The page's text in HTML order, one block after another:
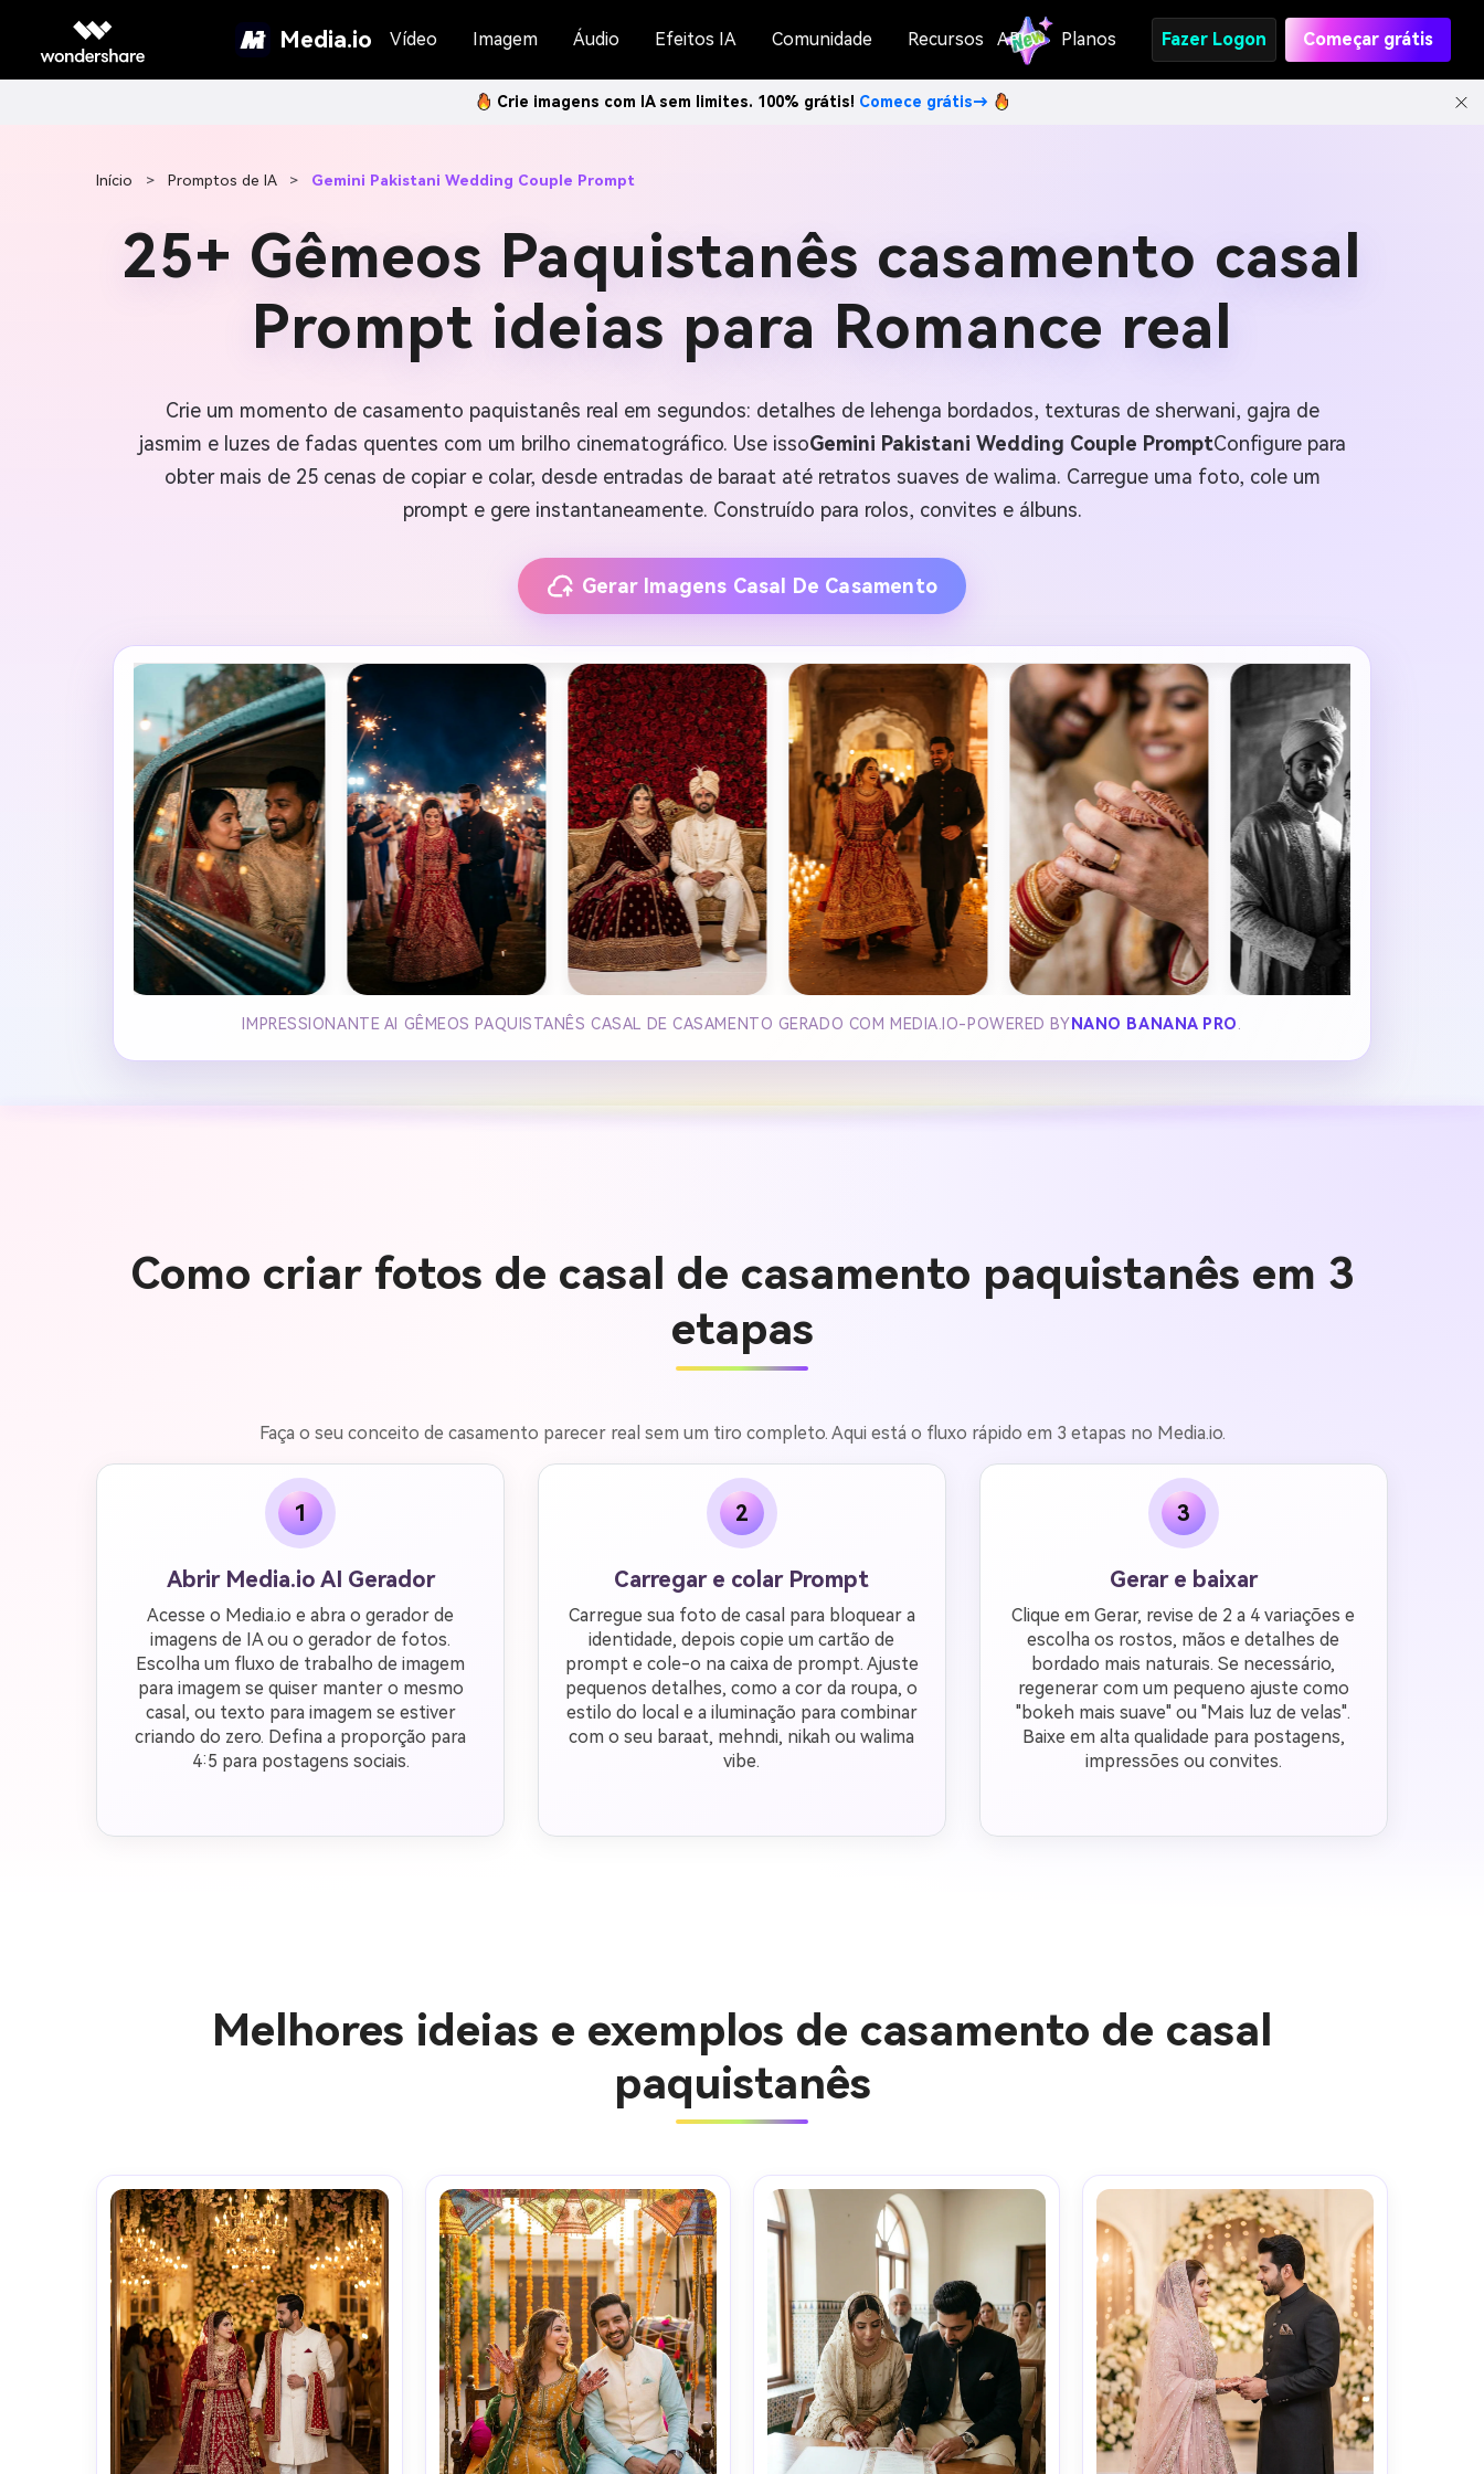
Media.io Vídeo Imagem Áudio Efeitos IA Comunidade Recursos API Planos Fazer Logon Começar grátis
Crie imagens com IA sem limites. 100% grátis! Comece grátis→
Início > Promptos de IA > Gemini Pakistani Wedding Couple Prompt
25+ Gêmeos Paquistanês casamento casal
Prompt ideias para Romance real
Crie um momento de casamento paquistanês real em segundos: detalhes de lehenga bordados, texturas de sherwani, gajra de
jasmim e luzes de fadas quentes com um brilho cinematográfico. Use issoGemini Pakistani Wedding Couple PromptConfigure para
obter mais de 25 cenas de copiar e colar, desde entradas de baraat até retratos suaves de walima. Carregue uma foto, cole um
prompt e gere instantaneamente. Construído para rolos, convites e álbuns.
Gerar Imagens Casal De Casamento
IMPRESSIONANTE AI GÊMEOS PAQUISTANÊS CASAL DE CASAMENTO GERADO COM MEDIA.IO-POWERED BY NANO BANANA PRO
Como criar fotos de casal de casamento paquistanês em 3
etapas
Faça o seu conceito de casamento parecer real sem um tiro completo. Aqui está o fluxo rápido em 3 etapas no Media.io.
1
Abrir Media.io AI Gerador
Acesse o Media.io e abra o gerador de
imagens de IA ou o gerador de fotos.
Escolha um fluxo de trabalho de imagem
para imagem se quiser manter o mesmo
casal, ou texto para imagem se estiver
criando do zero. Defina a proporção para
4:5 para postagens sociais.
2
Carregar e colar Prompt
Carregue sua foto de casal para bloquear a
identidade, depois copie um cartão de
prompt e cole-o na caixa de prompt. Ajuste
pequenos detalhes, como a cor da roupa, o
estilo do local e a iluminação para combinar
com o seu baraat, mehndi, nikah ou walima
vibe.
3
Gerar e baixar
Clique em Gerar, revise de 2 a 4 variações e
escolha os rostos, mãos e detalhes de
bordado mais naturais. Se necessário,
regenerar com um pequeno ajuste como
"bokeh mais suave" ou "Mais luz de velas".
Baixe em alta qualidade para postagens,
impressões ou convites.
Melhores ideias e exemplos de casamento de casal
paquistanês